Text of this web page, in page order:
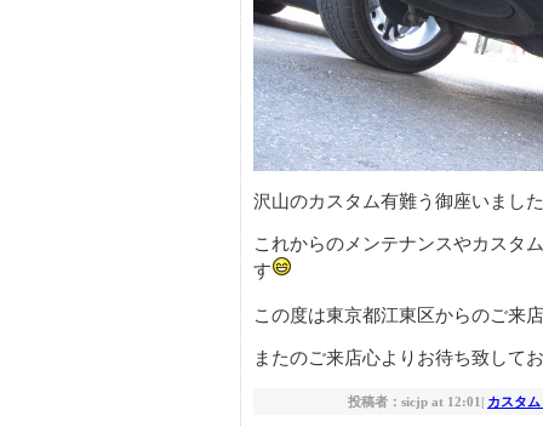
沢山のカスタム有難う御座いまし
これからのメンテナンスやカスタ
す
この度は東京都江東区からのご来
またのご来店心よりお待ち致して
投稿者：sicjp at 12:01| カスタ